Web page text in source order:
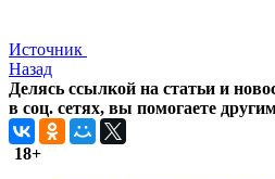
Источник
Назад
Делясь ссылкой на статьи и
в соц. сетях, вы помогаете
18+